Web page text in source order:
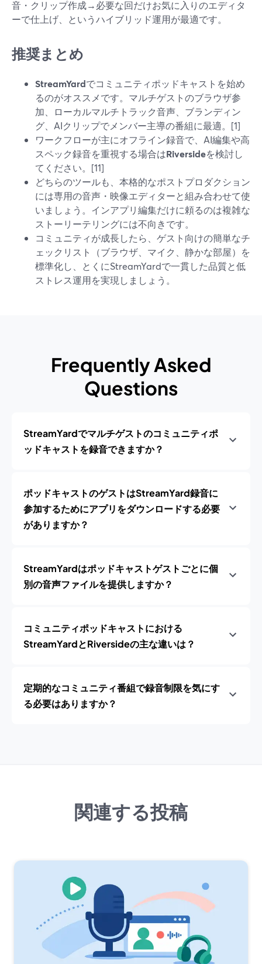
音・クリップ作成→必要な回だけお気に入りのエディタ
ーで仕上げ、というハイブリッド運用が最適です。
推奨まとめ
StreamYardでコミュニティポッドキャストを始め
るのがオススメです。マルチゲストのブラウザ参
加、ローカルマルチトラック音声、ブランディン
グ、AIクリップでメンバー主導の番組に最適。[1]
ワークフローが主にオフライン録音で、AI編集や高
スペック録音を重視する場合はRiversideを検討し
てください。[11]
どちらのツールも、本格的なポストプロダクション
には専用の音声・映像エディターと組み合わせて使
いましょう。インアプリ編集だけに頼るのは複雑な
ストーリーテリングには不向きです。
コミュニティが成長したら、ゲスト向けの簡単なチ
ェックリスト（ブラウザ、マイク、静かな部屋）を
標準化し、とくにStreamYardで一貫した品質と低
ストレス運用を実現しましょう。
Frequently Asked
Questions
StreamYardでマルチゲストのコミュニティポ
ッドキャストを録音できますか？
ポッドキャストのゲストはStreamYard録音に
参加するためにアプリをダウンロードする必要
がありますか？
StreamYardはポッドキャストゲストごとに個
別の音声ファイルを提供しますか？
コミュニティポッドキャストにおける
StreamYardとRiversideの主な違いは？
定期的なコミュニティ番組で録音制限を気にす
る必要はありますか？
関連する投稿